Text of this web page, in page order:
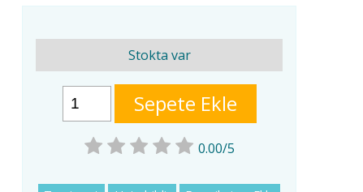
Stokta var
Sepete Ekle
0.00/5